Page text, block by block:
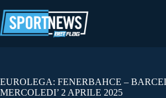
al
contenuto
EUROLEGA: FENERBAHCE –
MERCOLEDI’ 2 APRILE 2025